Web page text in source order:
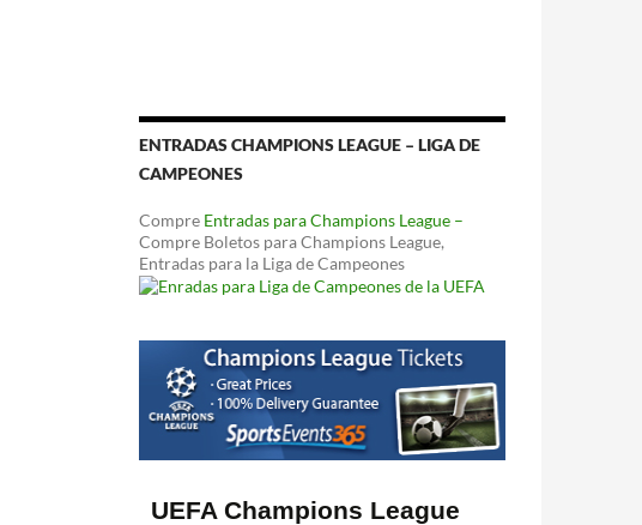
ENTRADAS CHAMPIONS LEAGUE – LIGA DE
CAMPEONES
Compre Entradas para Champions League –
Compre Boletos para Champions League,
Entradas para la Liga de Campeones